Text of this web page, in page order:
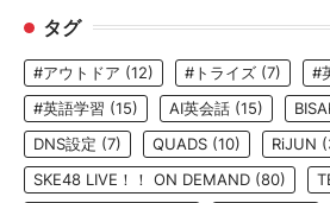
タグ
#アウトドア (12) #トライズ (7) #
#英語学習 (15) AI英会話 (15)
DNS設定 (7) QUADS (10) RiJUN
SKE48 LIVE！！ ON DEMAND (80)